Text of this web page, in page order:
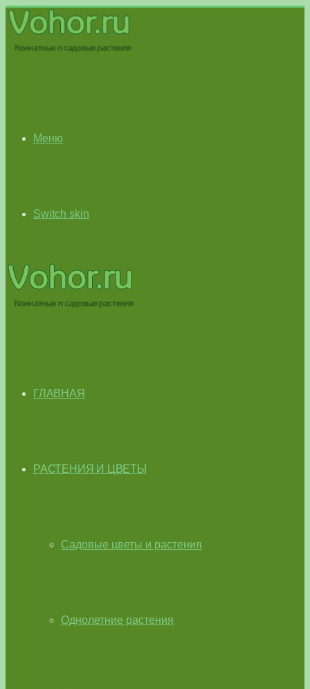
Меню
Switch skin
ГЛАВНАЯ
РАСТЕНИЯ И ЦВЕТЫ
Садовые цветы и растения
Однолетние растения